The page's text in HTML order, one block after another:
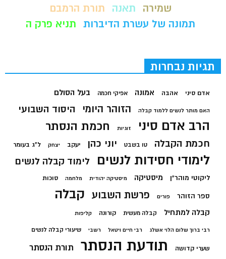
שמירה
תאנה
תורת הרמבם
תמונה של עשרת הדיברות תניא פרק ה
תגיות נבחרות
אדם סיני אהבה אמונה אפיקי חכמה בעל הסולם
האם מותר לנשים ללמוד קבלה הזוהר היומי היסוד השבועי
הרב אדם סיני זוגיות חכמת הנסתר
חכמת הקבלה טו בשבט יוני כהן יעקב יצחק ל"ג בעומר
לימודי חסידות לנשים לימוד קבלה לנשים
ליקוטי מוהר"ן מיסטיקה מיסטיקה יהודית מלחמה סוכות
ספר הזוהר פורים פרשת השבוע קבלה
קבלה למתחיל קבלה מעשית קורונה קליפות
רבי ברוך שלום הלוי אשלג רבי חיים ויטאל רשבי שיעורי קבלה לנשים
שערי קדושה תודעת הנסתר תורת הנסתר